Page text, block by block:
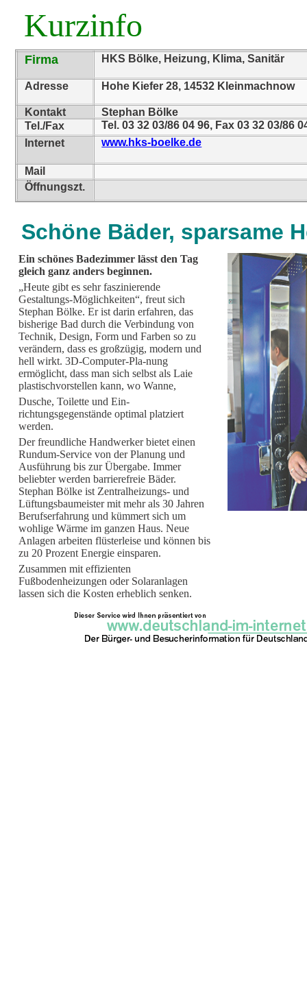
Ein schönes Badezimmer lässt den Tag
gleich ganz anders beginnen.
„Heute gibt es sehr faszinierende
Gestaltungs-Möglichkeiten“, freut sich
Stephan Bölke. Er ist darin erfahren, das
bisherige Bad durch die Verbindung von
Technik, Design, Form und Farben so zu
verändern, dass es großzügig, modern und
hell wirkt. 3D-Computer-Pla-nung
ermöglicht, dass man sich selbst als Laie
plastischvorstellen kann, wo Wanne,
Dusche, Toilette und Ein-
richtungsgegenstände optimal platziert
werden.
Der freundliche Handwerker bietet einen
Rundum-Service von der Planung und
Ausführung bis zur Übergabe. Immer
beliebter werden barrierefreie Bäder.
Stephan Bölke ist Zentralheizungs- und
Lüftungsbaumeister mit mehr als 30 Jahren
Berufserfahrung und kümmert sich um
wohlige Wärme im ganzen Haus. Neue
Anlagen arbeiten flüsterleise und können bis
zu 20 Prozent Energie einsparen.
Zusammen mit effizienten
Fußbodenheizungen oder Solaranlagen
lassen sich die Kosten erheblich senken.
Schöne Bäder, sparsame
Kurzinfo
Firma HKS Bölke, Heizung, Klima, Sanitär
Adresse Hohe Kiefer 28, 14532 Kleinmachnow
Kontakt
Stephan Bölke
Tel./Fax
Tel. 03 32 03/86 04 96, Fax 03 32 03/86
Internet
www.hks-boelke.de
Mail
Öffnungszt.